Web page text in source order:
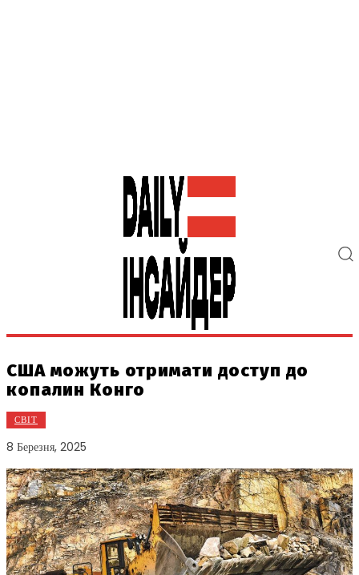
США можуть отримати доступ до
копалин Конго
СВІТ
8 Березня, 2025